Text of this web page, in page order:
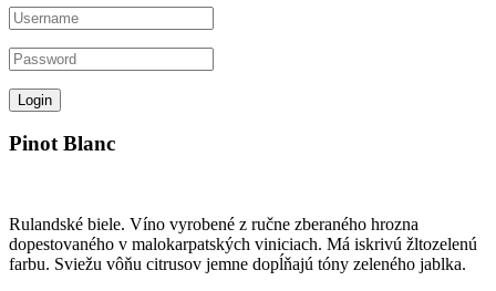
Pinot Blanc
Rulandské biele. Víno vyrobené z ručne zberaného hrozna
dopestovaného v malokarpatských viniciach. Má iskrivú žltozelenú
farbu. Sviežu vôňu citrusov jemne dopĺňajú tóny zeleného jablka.